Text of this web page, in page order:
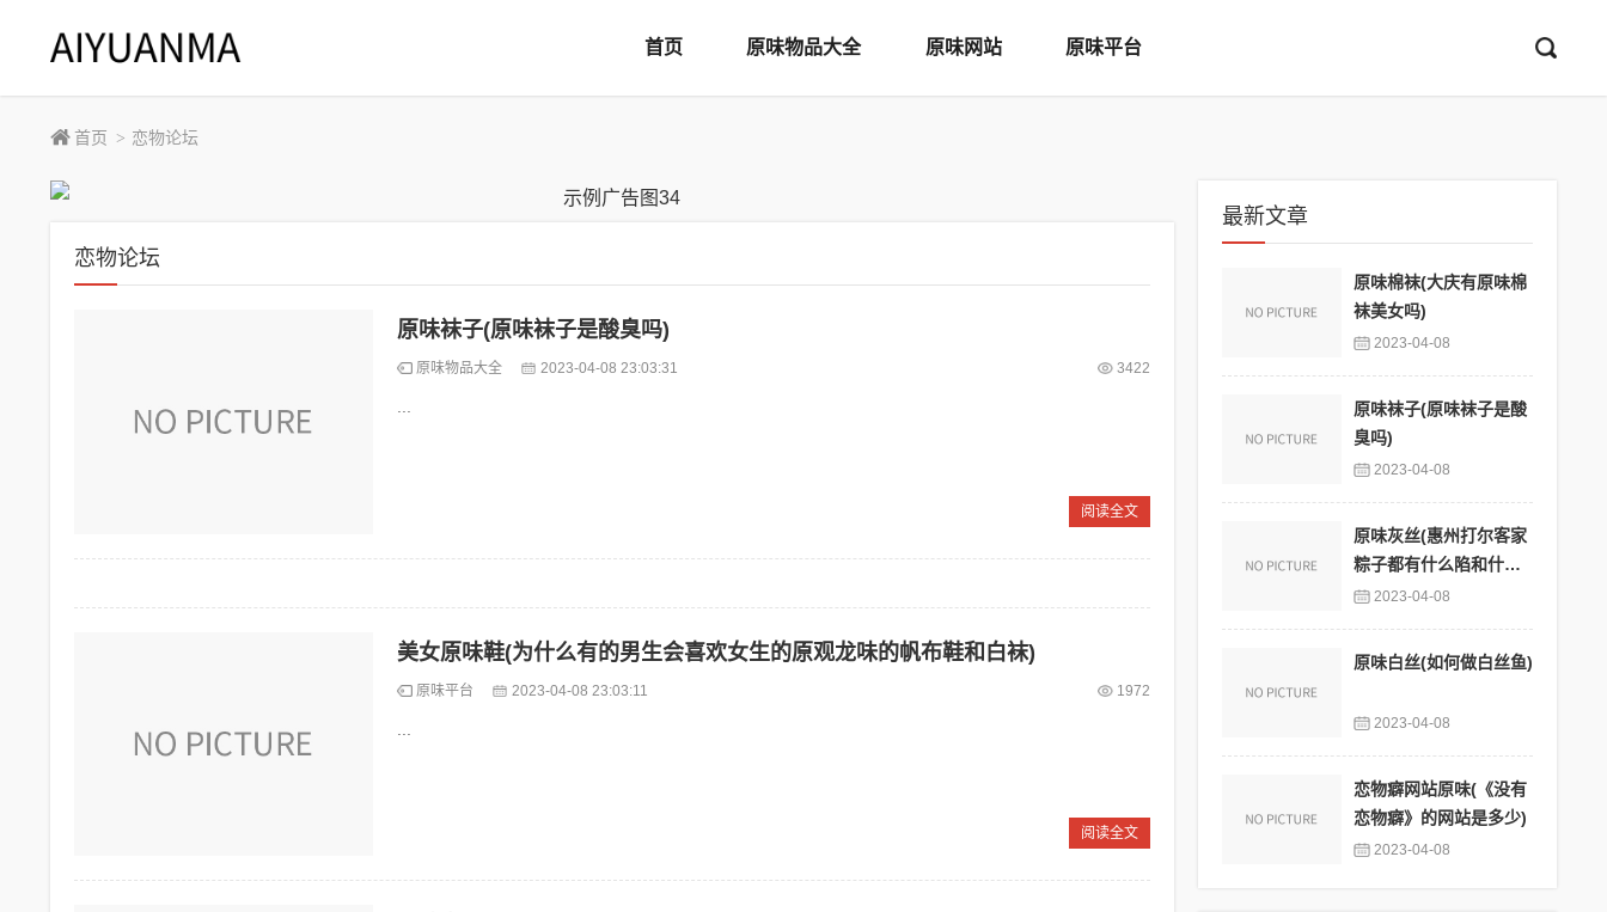
首页 原味物品大全 原味网站 原味平台
首页 > 恋物论坛
恋物论坛
原味袜子(原味袜子是酸臭吗)
原味物品大全 2023-04-08 23:03:31 3422
阅读全文
美女原味鞋(为什么有的男生会喜欢女生的原观龙味的帆布鞋和白袜)
原味平台 2023-04-08 23:03:11 1972
阅读全文
最新文章
原味棉袜(大庆有原味棉
袜美女吗)
2023-04-08
原味袜子(原味袜子是酸
臭吗)
2023-04-08
原味灰丝(惠州打尔客家
粽子都有什么陷和什么
调料)2023-04-08
原味白丝(如何做白丝鱼)
2023-04-08
恋物癖网站原味(《没有
恋物癖》的网站是多少)
2023-04-08